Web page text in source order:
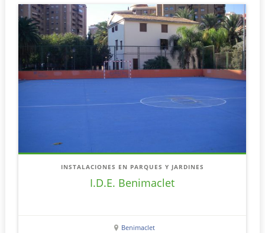
INSTALACIONES EN PARQUES Y JARDINES
I.D.E. Benimaclet
Benimaclet